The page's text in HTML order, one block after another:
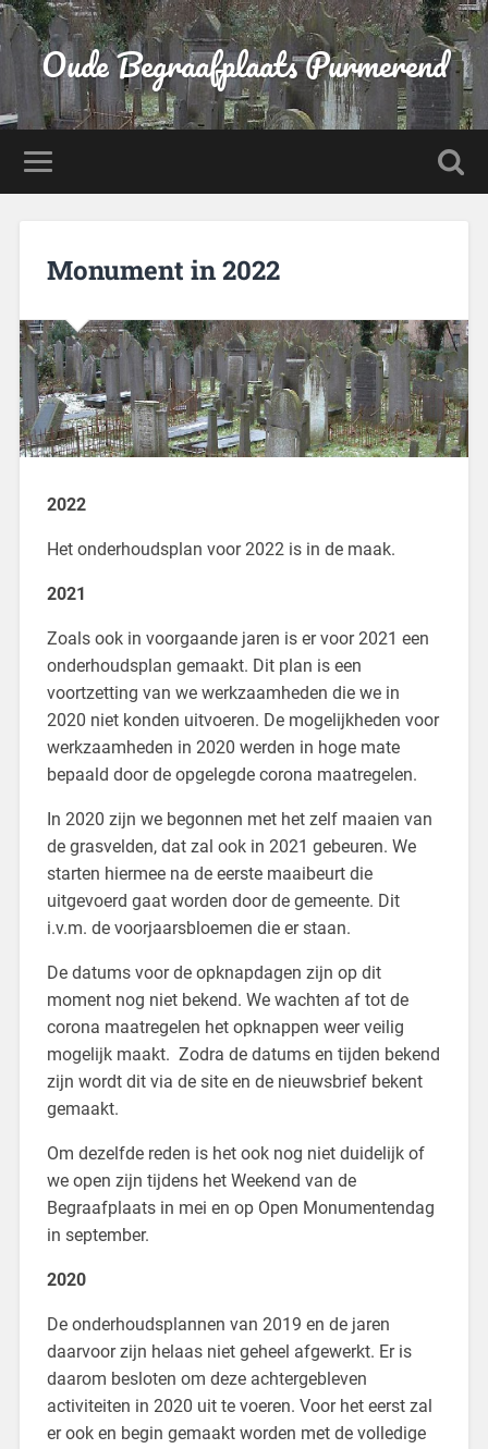
Oude Begraafplaats Purmerend
Monument in 2022
2022
Het onderhoudsplan voor 2022 is in de maak.
2021
Zoals ook in voorgaande jaren is er voor 2021 een
onderhoudsplan gemaakt. Dit plan is een
voortzetting van we werkzaamheden die we in
2020 niet konden uitvoeren. De mogelijkheden voor
werkzaamheden in 2020 werden in hoge mate
bepaald door de opgelegde corona maatregelen.
In 2020 zijn we begonnen met het zelf maaien van
de grasvelden, dat zal ook in 2021 gebeuren. We
starten hiermee na de eerste maaibeurt die
uitgevoerd gaat worden door de gemeente. Dit
i.v.m. de voorjaarsbloemen die er staan.
De datums voor de opknapdagen zijn op dit
moment nog niet bekend. We wachten af tot de
corona maatregelen het opknappen weer veilig
mogelijk maakt. Zodra de datums en tijden bekend
zijn wordt dit via de site en de nieuwsbrief bekent
gemaakt.
Om dezelfde reden is het ook nog niet duidelijk of
we open zijn tijdens het Weekend van de
Begraafplaats in mei en op Open Monumentendag
in september.
2020
De onderhoudsplannen van 2019 en de jaren
daarvoor zijn helaas niet geheel afgewerkt. Er is
daarom besloten om deze achtergebleven
activiteiten in 2020 uit te voeren. Voor het eerst zal
er ook en begin gemaakt worden met de volledige